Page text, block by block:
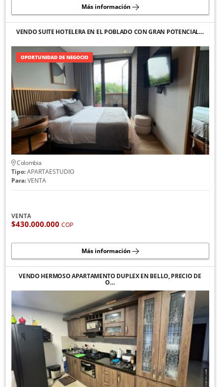
Más información
VENDO SUITE HOTELERA EN EL POBLADO CON GRAN POTENCIAL…
OPORTUNIDAD DE NEGOCIO
Colombia
Tipo:APARTAESTUDIO
Para:VENTA
VENTA
$430.000.000 COP
Más información
VENDO HERMOSO APARTAMENTO DUPLEX EN BELLO, PRECIO DE
O…